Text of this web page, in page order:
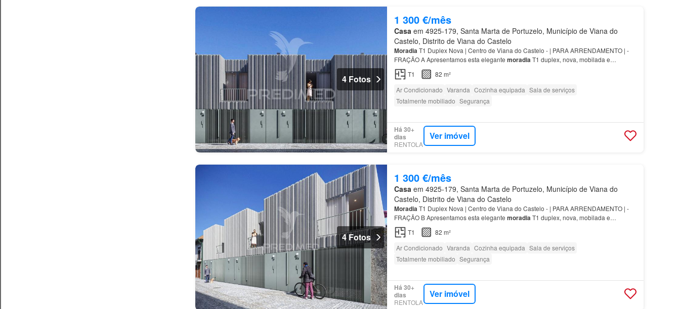
4 Fotos
1 300 €/mês
Casa em 4925-179, Santa Marta de Portuzelo, Município de Viana do
Castelo, Distrito de Viana do Castelo
MoradiaT1 Duplex Nova | Centro de Viana do Castelo - | PARA ARRENDAMENTO | -
FRAÇÃO A Apresentamos esta elegante moradiaT1 duplex, nova, mobilada e
equipada Com 83 m² de área, esta
T1
82 m²
Ar Condicionado Varanda Cozinha equipada Sala de serviços
Totalmente mobiliado Segurança
Há 30+
dias
RENTOLA
Ver imóvel
4 Fotos
1 300 €/mês
Casa em 4925-179, Santa Marta de Portuzelo, Município de Viana do
Castelo, Distrito de Viana do Castelo
MoradiaT1 Duplex Nova | Centro de Viana do Castelo - | PARA ARRENDAMENTO | -
FRAÇÃO B Apresentamos esta elegante moradiaT1 duplex, nova, mobilada e
equipada Com 83 m² de área, esta
T1
82 m²
Ar Condicionado Varanda Cozinha equipada Sala de serviços
Totalmente mobiliado Segurança
Há 30+
dias
RENTOLA
Ver imóvel